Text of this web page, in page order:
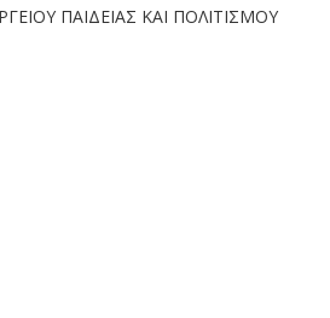
ΠΑΙΔΕΙΑΣ ΚΑΙ ΠΟΛΙΤΙΣΜΟΥ